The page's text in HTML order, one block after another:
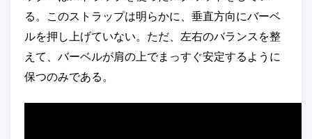
る。このストラップは明らかに、垂直方向にバーベ
ルを押し上げていない。ただ、左右のバランスを整
えて、バーベルが肩の上でまっすぐ安定するように
保つのみである。